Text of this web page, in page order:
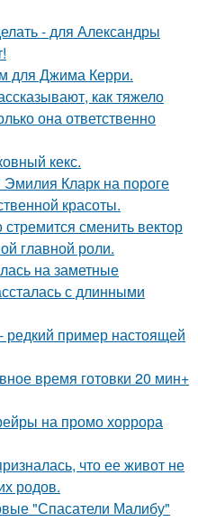
- для Александры
для Джима Керри.
как тяжело
она ответственно
кекс.
Кларк на пороге
красоты.
сменить вектор
главной роли.
на заметные
с длинными
пример настоящей
время готовки 20 мин+
на промо хоррора
что ее живот не
родов.
"Спасатели Малибу"